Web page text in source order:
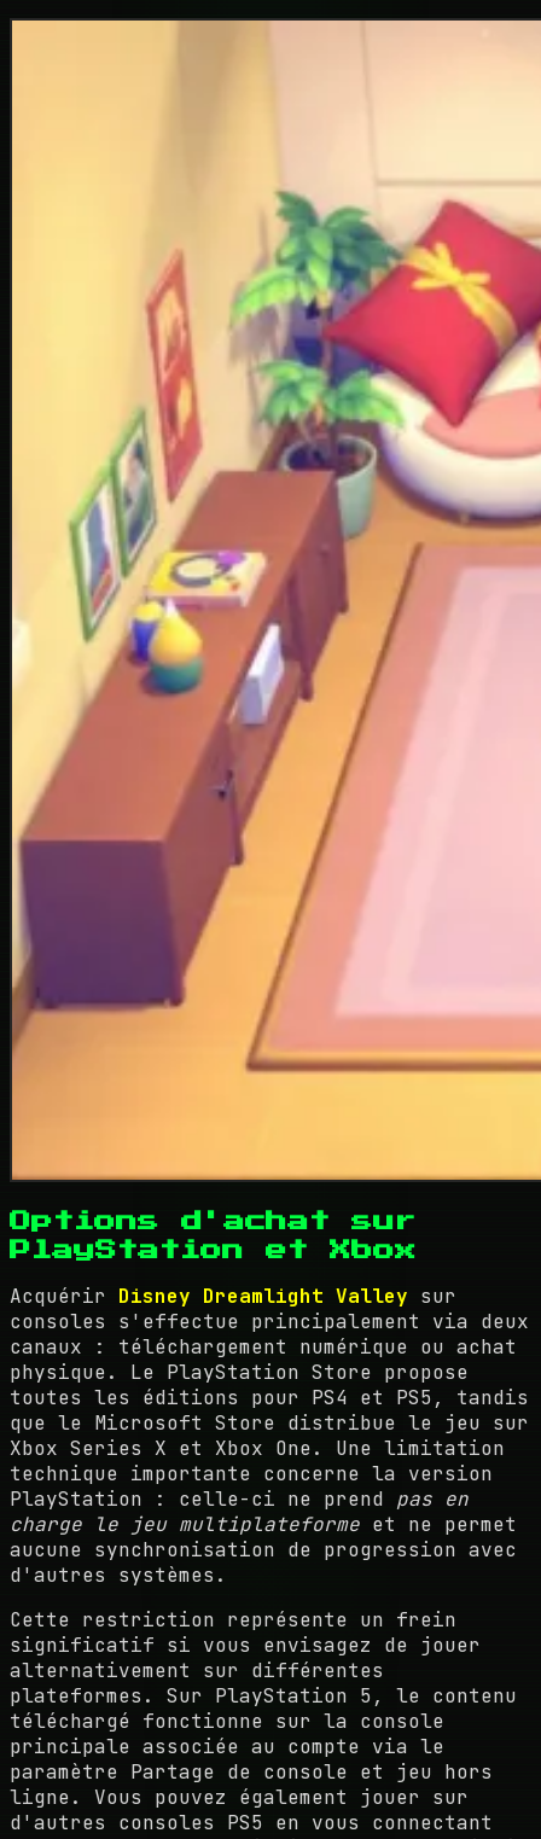
Options d'achat sur
PlayStation et Xbox
Acquérir Disney Dreamlight Valley sur
consoles s'effectue principalement via deux
canaux : téléchargement numérique ou achat
physique. Le PlayStation Store propose
toutes les éditions pour PS4 et PS5, tandis
que le Microsoft Store distribue le jeu sur
Xbox Series X et Xbox One. Une limitation
technique importante concerne la version
PlayStation : celle-ci ne prend pas en
charge le jeu multiplateforme et ne permet
aucune synchronisation de progression avec
d'autres systèmes.
Cette restriction représente un frein
significatif si vous envisagez de jouer
alternativement sur différentes
plateformes. Sur PlayStation 5, le contenu
téléchargé fonctionne sur la console
principale associée au compte via le
paramètre Partage de console et jeu hors
ligne. Vous pouvez également jouer sur
d'autres consoles PS5 en vous connectant